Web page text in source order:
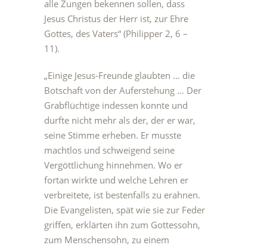
alle Zungen bekennen sollen, dass
Jesus Christus der Herr ist, zur Ehre
Gottes, des Vaters“ (Philipper 2, 6 –
11).
„Einige Jesus-Freunde glaubten … die
Botschaft von der Auferstehung … Der
Grabflüchtige indessen konnte und
durfte nicht mehr als der, der er war,
seine Stimme erheben. Er musste
machtlos und schweigend seine
Vergöttlichung hinnehmen. Wo er
fortan wirkte und welche Lehren er
verbreitete, ist bestenfalls zu erahnen.
Die Evangelisten, spät wie sie zur Feder
griffen, erklärten ihn zum Gottessohn,
zum Menschensohn, zu einem